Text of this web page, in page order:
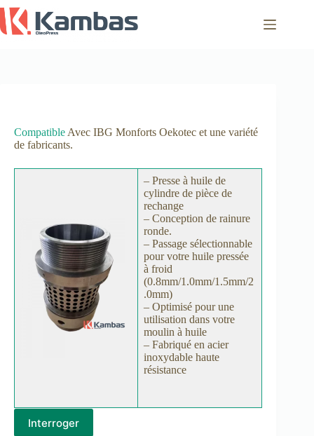
Passer
au
contenu
Compatible Avec IBG Monforts Oekotec et une variété
de fabricants.
– Presse à huile de
cylindre de pièce de
rechange
– Conception de rainure
ronde.
– Passage sélectionnable
pour votre huile pressée
à froid
(0.8mm/1.0mm/1.5mm/2
.0mm)
– Optimisé pour une
utilisation dans votre
moulin à huile
– Fabriqué en acier
inoxydable haute
résistance
Interroger